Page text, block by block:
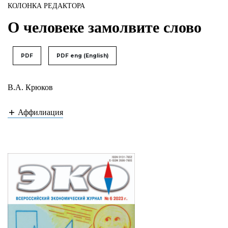
КОЛОНКА РЕДАКТОРА
О человеке замолвите слово
PDF PDF eng (English)
В.А. Крюков
Аффилиация